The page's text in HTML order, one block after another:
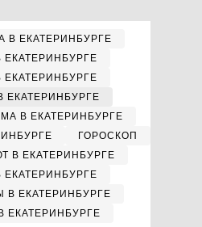
В ЕКАТЕРИНБУРГЕ
ЕКАТЕРИНБУРГЕ
ЕКАТЕРИНБУРГЕ
ЕКАТЕРИНБУРГЕ
В ЕКАТЕРИНБУРГЕ
ГОРОСКОП
В ЕКАТЕРИНБУРГЕ
ЕКАТЕРИНБУРГЕ
В ЕКАТЕРИНБУРГЕ
ЕКАТЕРИНБУРГЕ